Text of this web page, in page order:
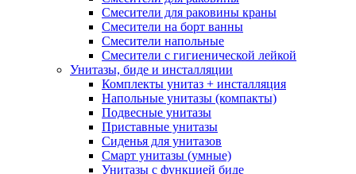
Смесители для раковины краны
Смесители на борт ванны
Смесители напольные
Смесители с гигиенической лейкой
Унитазы, биде и инсталляции
Комплекты унитаз + инсталляция
Напольные унитазы (компакты)
Подвесные унитазы
Приставные унитазы
Сиденья для унитазов
Смарт унитазы (умные)
Унитазы с функцией биде